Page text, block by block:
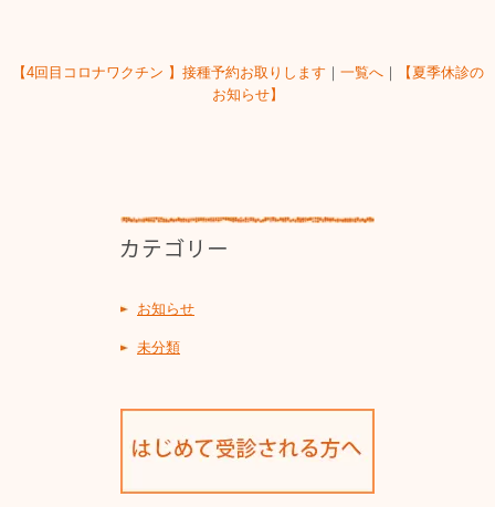
【4回目コロナワクチン 】接種予約お取りします ｜ 一覧へ｜
【夏季休診の
お知らせ】
お知らせ
未分類